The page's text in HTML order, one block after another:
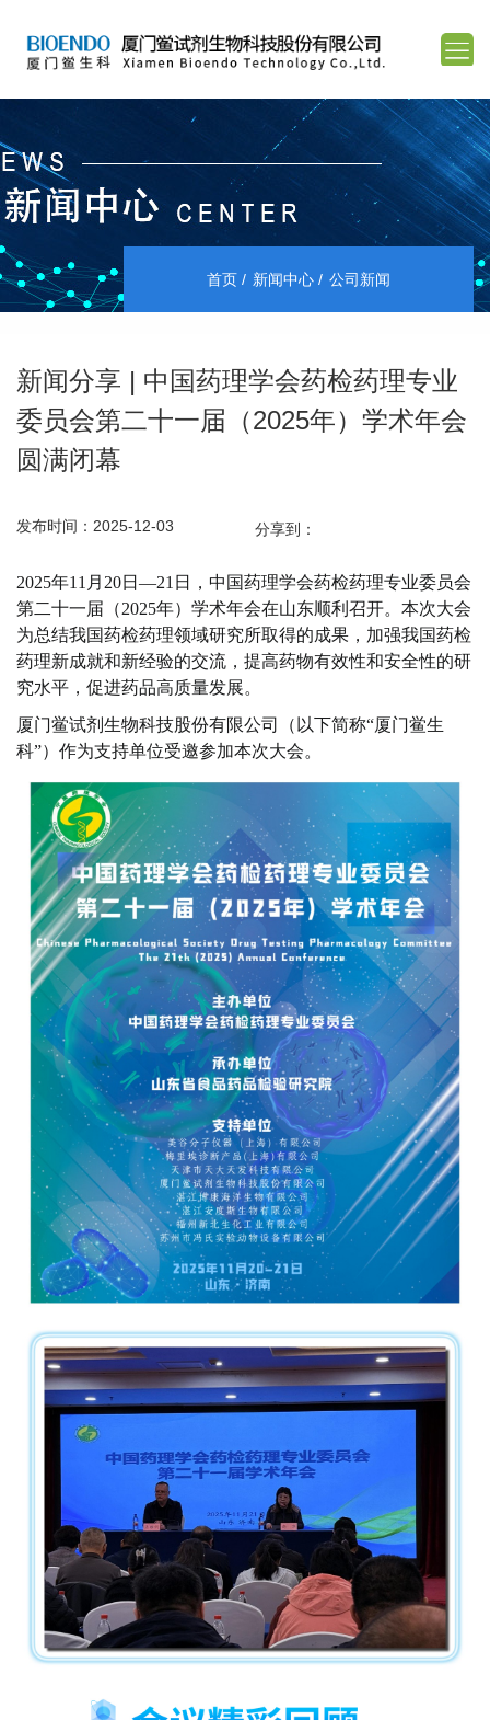
首页 新闻中心 公司新闻
新闻分享 | 中国药理学会药检药理专业
委员会第二十一届（2025年）学术年会
圆满闭幕
发布时间：2025-12-03 分享到：
2025年11月 20日—21日， 中国药理学会药检药理专业委员会
第二十一届（2025年）学术年会在山东顺利召开。 本次大会
为总结我国药检药理领域研究所取得的成果，加强我国药检
药理新成就和新经验的交流，提高药物有效性和安全性的研
究水平，促进药品高质量发展。
厦门鲎试剂生物科技股份有限公司（以下简称“厦门鲎生
科”）作为支持单位受邀参加本次大会。